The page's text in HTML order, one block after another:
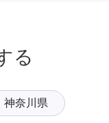
る
神奈川県